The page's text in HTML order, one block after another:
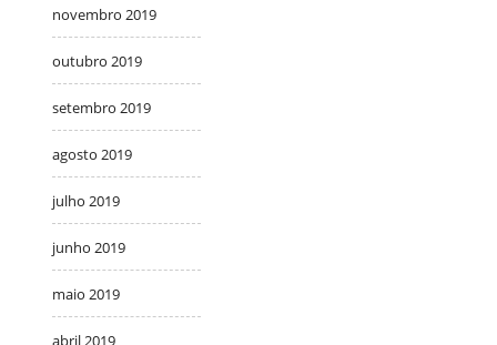
novembro 2019
outubro 2019
setembro 2019
agosto 2019
julho 2019
junho 2019
maio 2019
abril 2019